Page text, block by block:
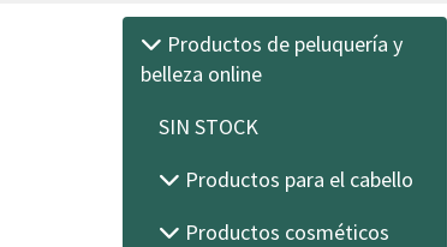
Productos de peluquería y
belleza online
SIN STOCK
Productos para el cabello
Productos cosméticos